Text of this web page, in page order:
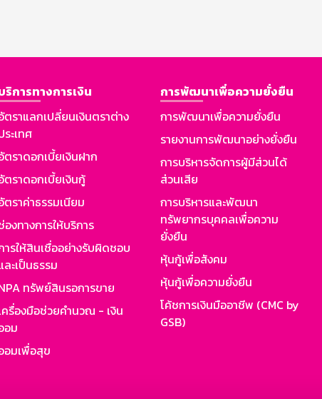
ริการทางการเงิน
ตราแลกเปลี่ยนเงินตราต่าง
ระเทศ
ตราดอกเบี้ยเงินฝาก
ตราดอกเบี้ยเงินกู้
ตราค่าธรรมเนียม
องทางการให้บริการ
ารให้สินเชื่ออย่างรับผิดชอบ
ละเป็นธรรม
ทรัพย์สินรอการขาย
ครื่องมือช่วยคำนวณ - เงิน
อม
อมเพื่อสุข
การพัฒนาเพื่อความยั่งยืน
การพัฒนาเพื่อความยั่งยืน
รายงานการพัฒนาอย่างยั่งยืน
การบริหารจัดการผู้มีส่วนได้
ส่วนเสีย
การบริหารและพัฒนา
ทรัพยากรบุคคลเพื่อความ
ยั่งยืน
หุ้นกู้เพื่อสังคม
หุ้นกู้เพื่อความยั่งยืน
โค้ชการเงินมืออาชีพ (CMC by
GSB)